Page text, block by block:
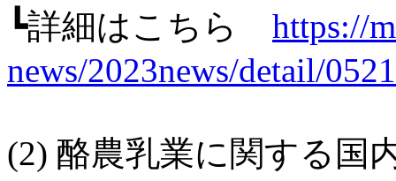
┗詳細はこちら https://
news/2023news/detail/
(2) 酪農乳業に関する国